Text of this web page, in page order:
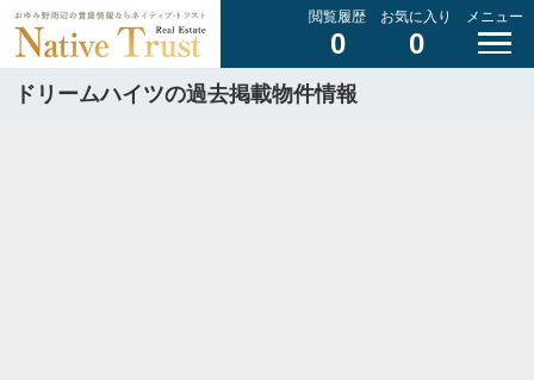
閲覧履歴
0
お気に入り
0
メニュー
ドリームハイツの過去掲載物件情報